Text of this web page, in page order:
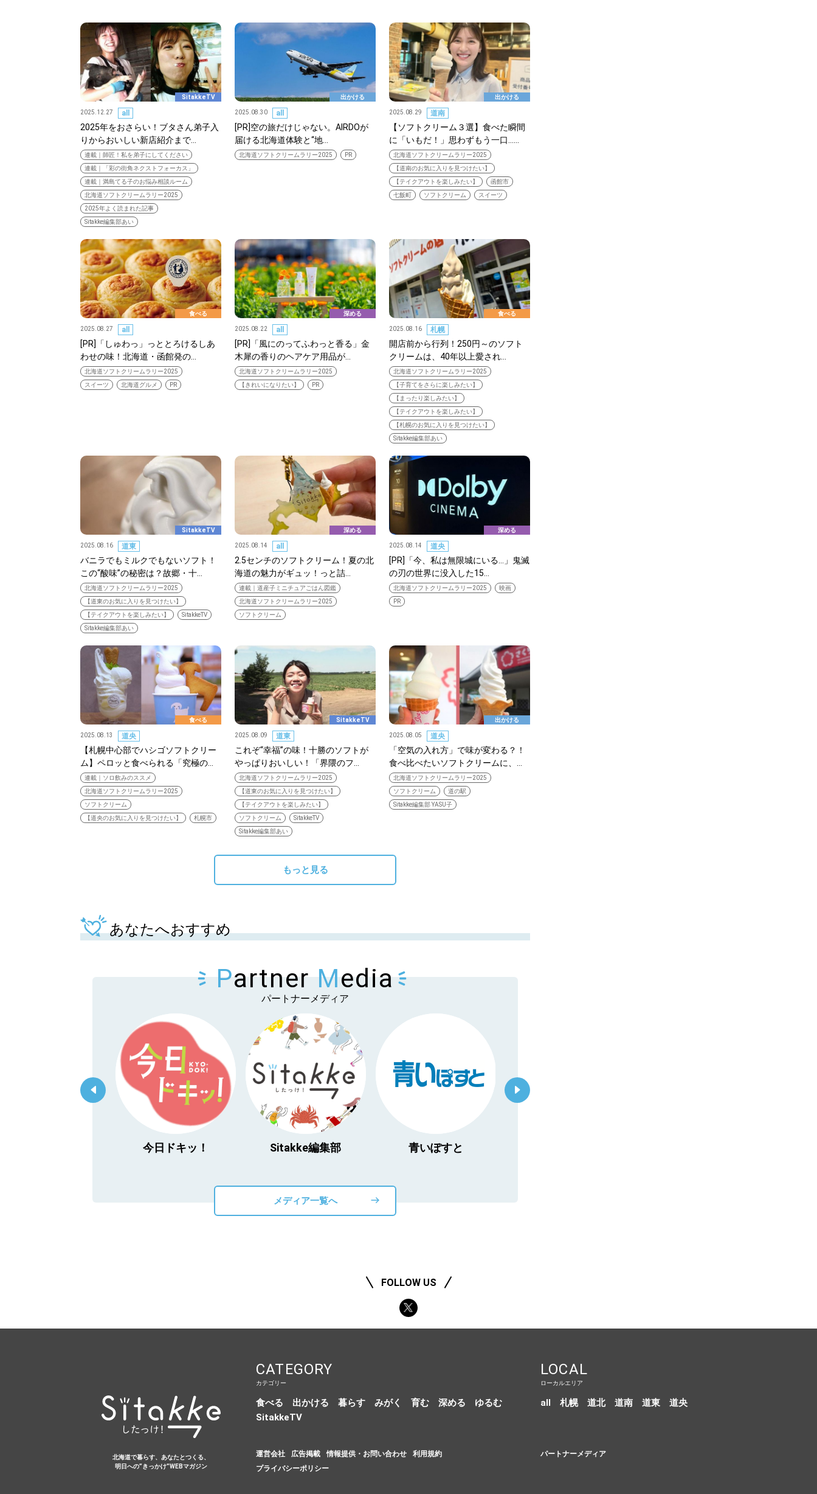
北海道で暮らす、あなたとつくる、
明日への”きっかけ”WEBマガジン
運営会社 広告掲載 情報提供・お問い合わせ 利用規約
プライバシーポリシー
SEARCH
検索する
LOCAL
ローカルエリア
Sitakke編集部あい
Sitakke編集部 IKU
【まったり楽しみたい】
【道東のお気に入りを見つけたい】
SitakkeTV
2025.12.27 all
2025年をおさらい！ブタさん弟子入
りからおいしい新店紹介まで…
連載｜師匠！私を弟子にしてください
連載｜「彩の街角ネクストフォーカス」
連載｜満島てる子のお悩み相談ルーム
北海道ソフトクリームラリー2025
2025年よく読まれた記事
Sitakke編集部あい
出かける
2025.08.30 all
[PR]空の旅だけじゃない。AIRDOが
届ける北海道体験と“地…
北海道ソフトクリームラリー2025 PR
出かける
2025.08.29 道南
【ソフトクリーム３選】食べた瞬間
に「いもだ！」思わずもう一口……
北海道ソフトクリームラリー2025
【道南のお気に入りを見つけたい】
【テイクアウトを楽しみたい】
函館市
七飯町
ソフトクリーム スイーツ
食べる
2025.08.27 all
[PR]「しゅわっ」っととろけるしあ
わせの味！北海道・函館発の…
北海道ソフトクリームラリー2025
スイーツ
北海道グルメ PR
深める
2025.08.22 all
[PR]「風にのってふわっと香る」金
木犀の香りのヘアケア用品が…
北海道ソフトクリームラリー2025
【きれいになりたい】
PR
食べる
2025.08.16 札幌
開店前から行列！250円～のソフト
クリームは、40年以上愛され…
北海道ソフトクリームラリー2025
【子育てをさらに楽しみたい】
【まったり楽しみたい】
【テイクアウトを楽しみたい】
【札幌のお気に入りを見つけたい】
Sitakke編集部あい
SitakkeTV
2025.08.16 道東
バニラでもミルクでもないソフト！
この“酸味”の秘密は？故郷・十…
北海道ソフトクリームラリー2025
【道東のお気に入りを見つけたい】
【テイクアウトを楽しみたい】
SitakkeTV
Sitakke編集部あい
深める
2025.08.14 all
2.5センチのソフトクリーム！夏の北
海道の魅力がギュッ！っと詰…
連載｜道産子ミニチュアごはん図鑑
北海道ソフトクリームラリー2025
ソフトクリーム
深める
2025.08.14 道央
[PR]「今、私は無限城にいる…」鬼滅
の刃の世界に没入した15…
北海道ソフトクリームラリー2025
映画
PR
食べる
2025.08.13 道央
【札幌中心部でハシゴソフトクリー
ム】ペロッと食べられる「究極の…
連載｜ソロ飲みのススメ
北海道ソフトクリームラリー2025
ソフトクリーム
【道央のお気に入りを見つけたい】
札幌市
SitakkeTV
2025.08.09 道東
これぞ“幸福”の味！十勝のソフトが
やっぱりおいしい！「界隈のフ…
北海道ソフトクリームラリー2025
【道東のお気に入りを見つけたい】
【テイクアウトを楽しみたい】
ソフトクリーム
SitakkeTV
Sitakke編集部あい
出かける
2025.08.05 道央
「空気の入れ方」で味が変わる？！
食べ比べたいソフトクリームに、…
北海道ソフトクリームラリー2025
ソフトクリーム
道の駅
Sitakke編集部 YASU子
もっと見る
あなたへおすすめ
Partner Media
パートナーメディア
今日ドキッ！ Sitakke編集部 青いぽすと
メディア一覧へ
FOLLOW US
北海道で暮らす、あなたとつくる、
明日への”きっかけ”WEBマガジン
CATEGORY
カテゴリー
食べる 出かける 暮らす みがく 育む 深める
ゆるむ
SitakkeTV
LOCAL
ローカルエリア
all 札幌 道北 道南 道東 道央
運営会社 広告掲載 情報提供・お問い合わせ
利用規約
プライバシーポリシー
パートナーメディア